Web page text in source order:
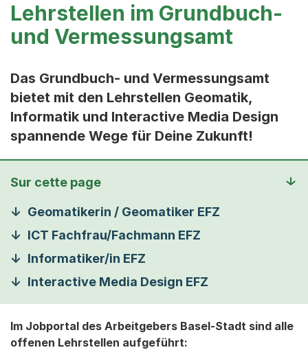
Lehrstellen im Grundbuch-
und Vermessungsamt
Das Grundbuch- und Vermessungsamt
bietet mit den Lehrstellen Geomatik,
Informatik und Interactive Media Design
spannende Wege für Deine Zukunft!
Sur cette page
Geomatikerin / Geomatiker EFZ
ICT Fachfrau/Fachmann EFZ
Informatiker/in EFZ
Interactive Media Design EFZ
Im Jobportal des Arbeitgebers Basel-Stadt sind alle
offenen Lehrstellen aufgeführt: